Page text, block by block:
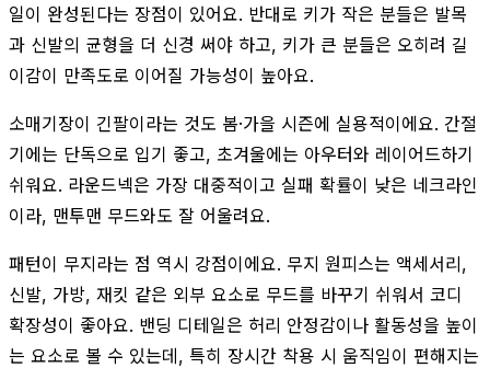
일이 완성된다는 장점이 있어요. 반대로 키가 작은 분들은 발목
과 신발의 균형을 더 신경 써야 하고, 키가 큰 분들은 오히려 길
이감이 만족도로 이어질 가능성이 높아요.
소매기장이 긴팔이라는 것도 봄·가을 시즌에 실용적이에요. 간절
기에는 단독으로 입기 좋고, 초겨울에는 아우터와 레이어드하기
쉬워요. 라운드넥은 가장 대중적이고 실패 확률이 낮은 네크라인
이라, 맨투맨 무드와도 잘 어울려요.
패턴이 무지라는 점 역시 강점이에요. 무지 원피스는 액세서리,
신발, 가방, 재킷 같은 외부 요소로 무드를 바꾸기 쉬워서 코디
확장성이 좋아요. 밴딩 디테일은 허리 안정감이나 활동성을 높이
는 요소로 볼 수 있는데, 특히 장시간 착용 시 움직임이 편해지는